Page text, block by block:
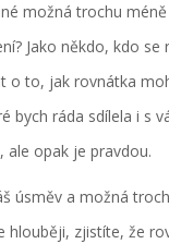
možná trochu
Jako někdo, kdo
o to, jak rovnátka
bych ráda sdílela i s
opak je pravdou.
úsměv a možná
hlouběji, zjistíte, že